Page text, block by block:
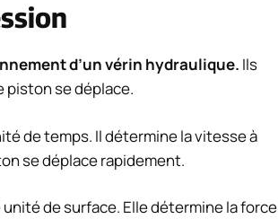
d’un vérin hydraulique. Ils
piston se déplace.
de temps. Il détermine la vitesse à
se déplace rapidement.
de surface. Elle détermine la force